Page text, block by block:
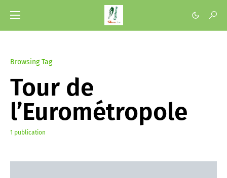
Browsing Tag
Tour de
l’Eurométropole
1 publication